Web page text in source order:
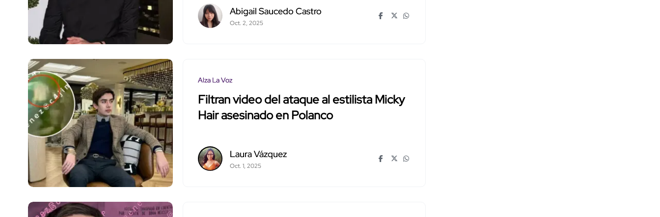
Abigail Saucedo Castro
Oct. 2, 2025
Alza La Voz
Filtran video del ataque al estilista Micky
Hair asesinado en Polanco
Laura Vázquez
Oct. 1, 2025